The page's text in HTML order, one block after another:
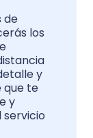
de
los
y
que te
y
servicio